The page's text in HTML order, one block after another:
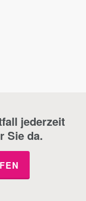
jederzeit
Sie da.